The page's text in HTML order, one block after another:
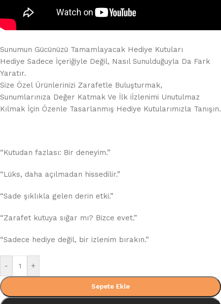
Sunumun Gücünüzü Tamamlayacak Hediye Kutuları
Hediye Sadece İçeriğiyle Değil, Nasıl Sunulduğuyla Da Fark
Yaratır.
Size Özel Ürünlerinizi Zarafetle Buluşturmak,
Sunumlarınıza Değer Katmak Ve İlk iİzlenimi Unutulmaz
Kılmak İçin Özenle Tasarlanmış Hediye Kutularımızla Tanışın.
“Kutudan fazlası: Bir deneyim.”
“Lüks, daha açılmadan hissedilir.”
“Sade şıklıkla gelen derin etki.”
“Zarafet kutuya sığar mı? Bizce evet.”
“Sadece hediye değil, bir izlenim bırakın.”
- +
Sepete Ekle